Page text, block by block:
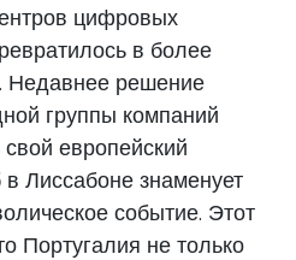
цифровых
в более
Недавнее решение
группы компаний
европейский
в Лиссабоне знаменует
событие. Этот
Португалия не только